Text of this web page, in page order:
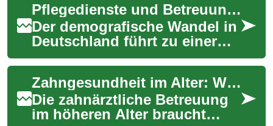
erklärt, warum ein...
Pflegedienste und Betreuung für Senioren: Was Sie wissen müssen
Der demografische Wandel in
Deutschland führt zu einer
steigenden Nachfrage nach
qualifizierten Pflegediensten
und Be...
Zahngesundheit im Alter: Wichtige Versorgung für Senioren
Die zahnärztliche Betreuung
im höheren Alter braucht